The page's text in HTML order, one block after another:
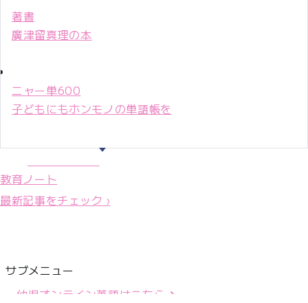
著書
廣津留真理の本
ニャー単600
子どもにもホンモノの単語帳を
教育ノート
最新記事をチェック ›
サブメニュー
幼児オンライン英語はこちら